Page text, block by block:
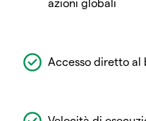
azioni globali
Accesso diretto al